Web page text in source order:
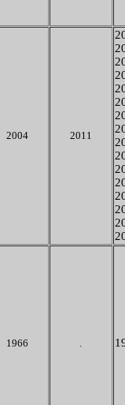
2004 2011
1966 .